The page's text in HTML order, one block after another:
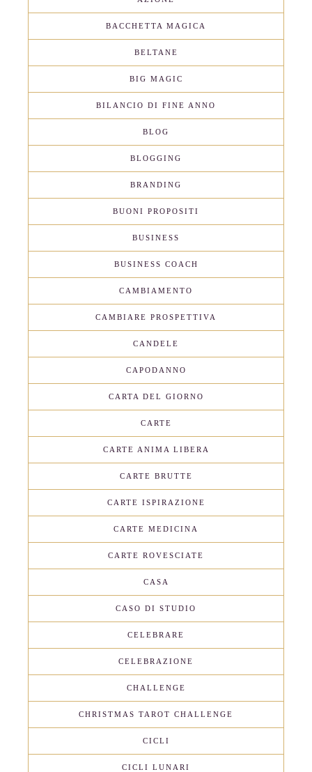
BACCHETTA MAGICA
BELTANE
BIG MAGIC
BILANCIO DI FINE ANNO
BLOG
BLOGGING
BRANDING
BUONI PROPOSITI
BUSINESS
BUSINESS COACH
CAMBIAMENTO
CAMBIARE PROSPETTIVA
CANDELE
CAPODANNO
CARTA DEL GIORNO
CARTE
CARTE ANIMA LIBERA
CARTE BRUTTE
CARTE ISPIRAZIONE
CARTE MEDICINA
CARTE ROVESCIATE
CASA
CASO DI STUDIO
CELEBRARE
CELEBRAZIONE
CHALLENGE
CHRISTMAS TAROT CHALLENGE
CICLI
CICLI LUNARI